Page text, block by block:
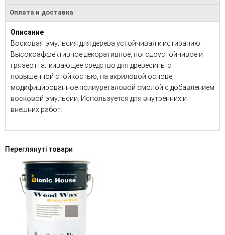
Оплата и доставка
Описание
Восковая эмульсия для дерева устойчивая к истиранию.
Высокоэффективное декоративное, погодоустойчивое и
грязеотталкивающее средство для древесины с
повышенной стойкостью, на акриловой основе,
модифицированное полиуретановой смолой с добавлением
восковой эмульсии. Используется для внутренних и
внешних работ.
Переглянуті товари